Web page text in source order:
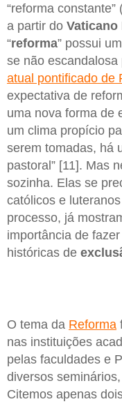
“reforma constante”
a partir do Vaticano
“reforma” possui
se não
atual pontificado de
expectativa de
uma nova forma de
um clima propício
serem tomadas, há
pastoral” [11]. Mas
sozinha. Elas se
católicos e
processo, já
importância de
históricas de
O tema da Reforma
nas instituições
pelas faculdades e
diversos
Citemos apenas